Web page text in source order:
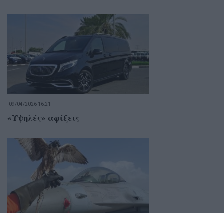
09/04/2026 16:21
«Υψηλές» αφίξεις